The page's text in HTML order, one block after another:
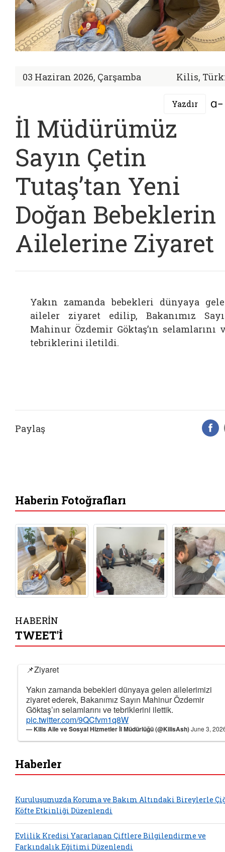
03 Haziran 2026, Çarşamba Kilis,
Yazdır
İl Müdürümüz
Sayın Çetin
Tutaş’tan Yeni
Doğan Bebeklerin
Ailelerine Ziyaret
Yakın zamanda bebekleri dünyaya
aileler ziyaret edilip, Bakanımız
Mahinur Özdemir Göktaş’ın selamlarını
tebriklerini iletildi.
Paylaş
Haberin Fotoğrafları
HABERİN
TWEET'İ
📌Ziyaret
Yakın zamanda bebekleri dünyaya gelen ailelerimizi
ziyaret ederek, Bakanımız Sayın Mahinur Özdemir
Göktaş’ın selamlarını ve tebriklerini ilettik.
pic.twitter.com/9QCfvm1q8W
— Kilis Aile ve Sosyal Hizmetler İl Müdürlüğü (@KilisAsh)June 3,
Haberler
Kuruluşumuzda Koruma ve Bakım Altındaki Bireylerle
Köfte Etkinliği Düzenlendi
Evlilik Kredisi Yararlanan Çiftlere Bilgilendirme ve
Farkındalık Eğitimi Düzenlendi